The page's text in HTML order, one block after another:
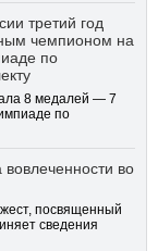
третий год
чемпионом на
по
8 медалей — 7
по
во
посвященный
сведения